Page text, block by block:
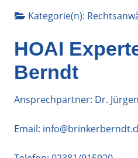
Kategorie(n):
HOAI
Berndt
Ansprechpartner: Dr.
Email: